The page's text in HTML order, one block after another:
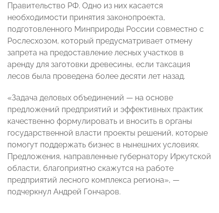
Правительство РФ. Одно из них касается
необходимости принятия законопроекта,
подготовленного Минприроды России совместно с
Рослесхозом, который предусматривает отмену
запрета на предоставление лесных участков в
аренду для заготовки древесины, если таксация
лесов была проведена более десяти лет назад.
«Задача деловых объединений — на основе
предложений предприятий и эффективных практик
качественно формулировать и вносить в органы
государственной власти проекты решений, которые
помогут поддержать бизнес в нынешних условиях.
Предложения, направленные губернатору Иркутской
области, благоприятно скажутся на работе
предприятий лесного комплекса региона», —
подчеркнул Андрей Гончаров.